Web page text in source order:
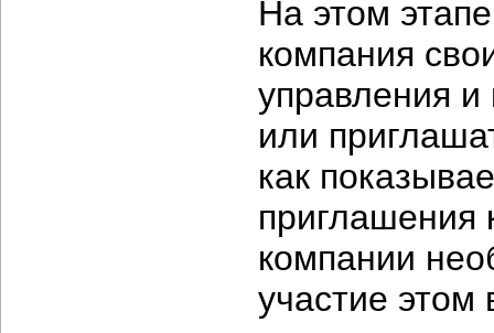
На этом
компания
управления и
или
как
приглашения
компании
участие этом